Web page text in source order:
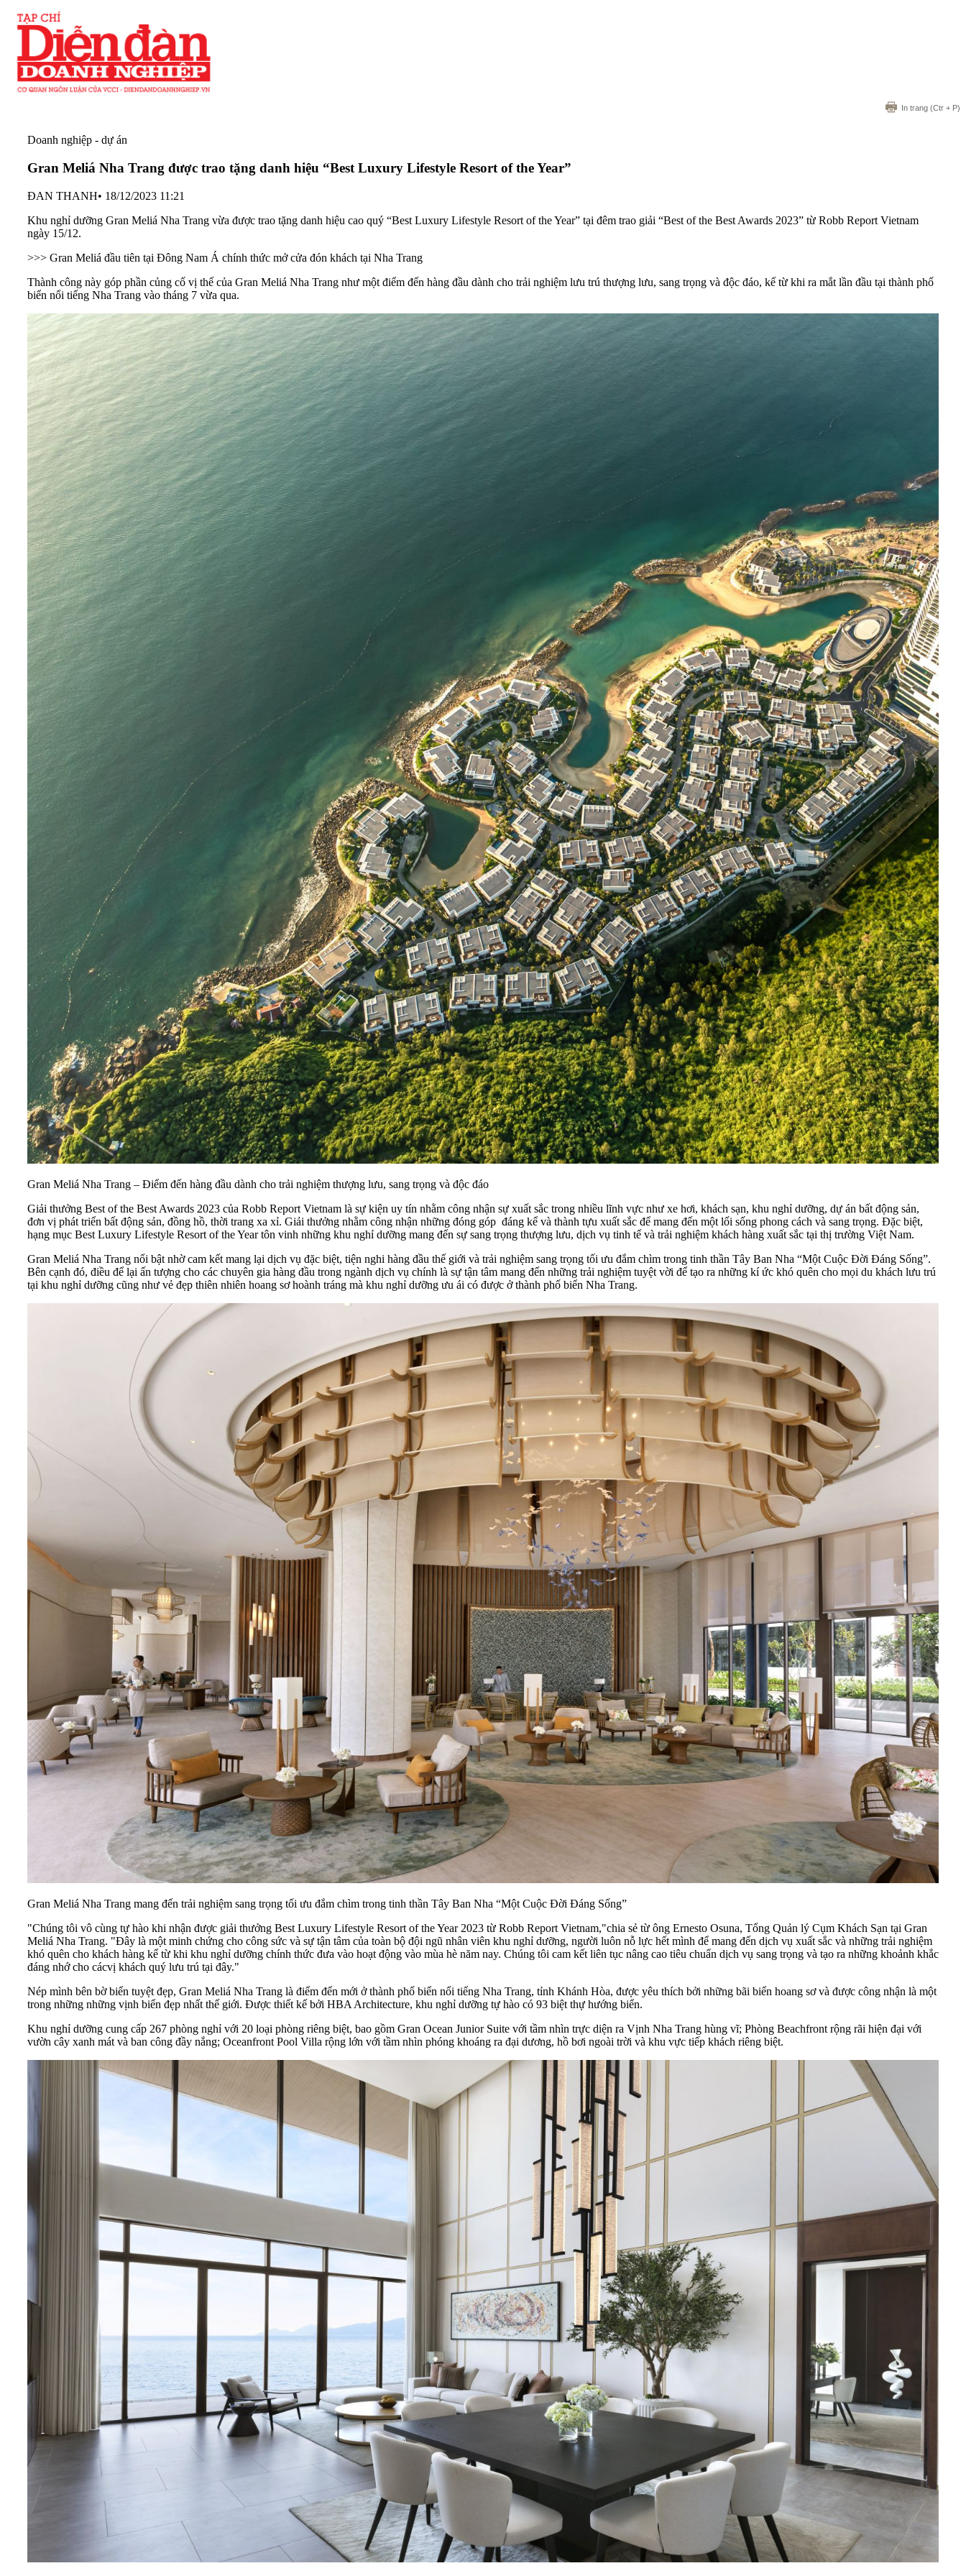
In trang (Ctr + P)
Doanh nghiệp - dự án
Gran Meliá Nha Trang được trao tặng danh hiệu “Best Luxury Lifestyle Resort of the Year”
ĐAN THANH• 18/12/2023 11:21
Khu nghỉ dưỡng Gran Meliá Nha Trang vừa được trao tặng danh hiệu cao quý “Best Luxury Lifestyle Resort of the Year” tại đêm trao giải “Best of the Best Awards 2023” từ Robb Report Vietnam
ngày 15/12.
>>> Gran Meliá đầu tiên tại Đông Nam Á chính thức mở cửa đón khách tại Nha Trang
Thành công này góp phần củng cố vị thế của Gran Meliá Nha Trang như một điểm đến hàng đầu dành cho trải nghiệm lưu trú thượng lưu, sang trọng và độc đáo, kể từ khi ra mắt lần đầu tại thành phố
biển nổi tiếng Nha Trang vào tháng 7 vừa qua.
Gran Meliá Nha Trang – Điểm đến hàng đầu dành cho trải nghiệm thượng lưu, sang trọng và độc đáo
Giải thưởng Best of the Best Awards 2023 của Robb Report Vietnam là sự kiện uy tín nhằm công nhận sự xuất sắc trong nhiều lĩnh vực như xe hơi, khách sạn, khu nghỉ dưỡng, dự án bất động sản,
đơn vị phát triển bất động sản, đồng hồ, thời trang xa xỉ. Giải thưởng nhằm công nhận những đóng góp đáng kể và thành tựu xuất sắc để mang đến một lối sống phong cách và sang trọng. Đặc biệt,
hạng mục Best Luxury Lifestyle Resort of the Year tôn vinh những khu nghỉ dưỡng mang đến sự sang trọng thượng lưu, dịch vụ tinh tế và trải nghiệm khách hàng xuất sắc tại thị trường Việt Nam.
Gran Meliá Nha Trang nổi bật nhờ cam kết mang lại dịch vụ đặc biệt, tiện nghi hàng đầu thế giới và trải nghiệm sang trọng tối ưu đắm chìm trong tinh thần Tây Ban Nha “Một Cuộc Đời Đáng Sống”.
Bên cạnh đó, điều để lại ấn tượng cho các chuyên gia hàng đầu trong ngành dịch vụ chính là sự tận tâm mang đến những trải nghiệm tuyệt vời để tạo ra những kí ức khó quên cho mọi du khách lưu trú
tại khu nghỉ dưỡng cũng như vẻ đẹp thiên nhiên hoang sơ hoành tráng mà khu nghỉ dưỡng ưu ái có được ở thành phố biển Nha Trang.
Gran Meliá Nha Trang mang đến trải nghiệm sang trọng tối ưu đắm chìm trong tinh thần Tây Ban Nha “Một Cuộc Đời Đáng Sống”
"Chúng tôi vô cùng tự hào khi nhận được giải thưởng Best Luxury Lifestyle Resort of the Year 2023 từ Robb Report Vietnam,"chia sẻ từ ông Ernesto Osuna, Tổng Quản lý Cụm Khách Sạn tại Gran
Meliá Nha Trang. "Đây là một minh chứng cho công sức và sự tận tâm của toàn bộ đội ngũ nhân viên khu nghỉ dưỡng, người luôn nỗ lực hết mình để mang đến dịch vụ xuất sắc và những trải nghiệm
khó quên cho khách hàng kể từ khi khu nghỉ dưỡng chính thức đưa vào hoạt động vào mùa hè năm nay. Chúng tôi cam kết liên tục nâng cao tiêu chuẩn dịch vụ sang trọng và tạo ra những khoảnh khắc
đáng nhớ cho cácvị khách quý lưu trú tại đây."
Nép mình bên bờ biển tuyệt đẹp, Gran Meliá Nha Trang là điểm đến mới ở thành phố biển nổi tiếng Nha Trang, tỉnh Khánh Hòa, được yêu thích bởi những bãi biển hoang sơ và được công nhận là một
trong những những vịnh biển đẹp nhất thế giới. Được thiết kế bởi HBA Architecture, khu nghỉ dưỡng tự hào có 93 biệt thự hướng biển.
Khu nghỉ dưỡng cung cấp 267 phòng nghỉ với 20 loại phòng riêng biệt, bao gồm Gran Ocean Junior Suite với tầm nhìn trực diện ra Vịnh Nha Trang hùng vĩ; Phòng Beachfront rộng rãi hiện đại với
vườn cây xanh mát và ban công đầy nắng; Oceanfront Pool Villa rộng lớn với tầm nhìn phóng khoáng ra đại dương, hồ bơi ngoài trời và khu vực tiếp khách riêng biệt.